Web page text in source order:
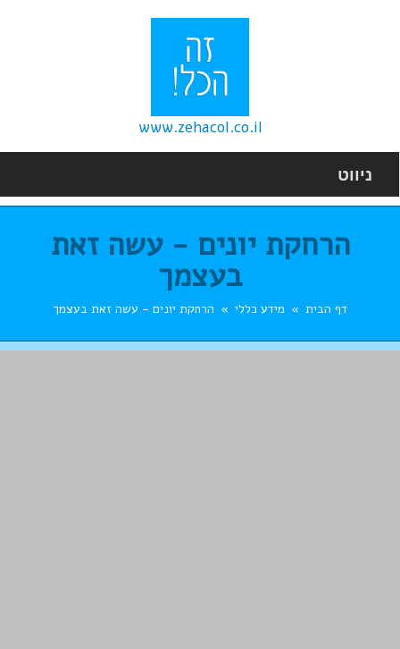
www.zehacol.co.il
ניווט
הרחקת יונים - עשה זאת
בעצמך
דף הבית מידע כללי הרחקת יונים - עשה זאת בעצמך